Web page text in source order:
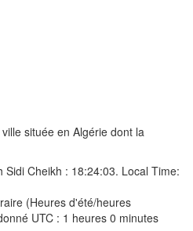
située en Algérie dont la
Sidi Cheikh : 18:24:03. Local Time:
(Heures d'été/heures
UTC : 1 heures 0 minutes